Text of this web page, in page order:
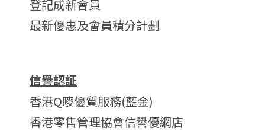
登記成新會員
最新優惠及會員積分計劃
信譽認証
香港Q嘜優質服務(藍金)
香港零售管理協會信譽優網店